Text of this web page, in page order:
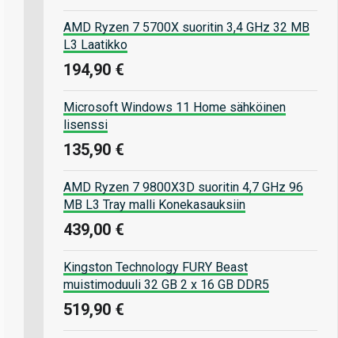
AMD Ryzen 7 5700X suoritin 3,4 GHz 32 MB
L3 Laatikko
194,90 €
Microsoft Windows 11 Home sähköinen
lisenssi
135,90 €
AMD Ryzen 7 9800X3D suoritin 4,7 GHz 96
MB L3 Tray malli Konekasauksiin
439,00 €
Kingston Technology FURY Beast
muistimoduuli 32 GB 2 x 16 GB DDR5
519,90 €